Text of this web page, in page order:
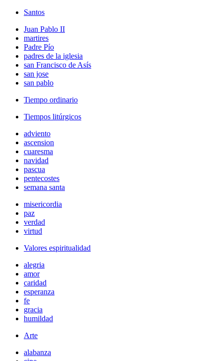
Santos
Juan Pablo II
martires
Padre Pío
padres de la iglesia
san Francisco de Asís
san jose
san pablo
Tiempo ordinario
Tiempos litúrgicos
adviento
ascension
cuaresma
navidad
pascua
pentecostes
semana santa
misericordia
paz
verdad
virtud
Valores espiritualidad
alegria
amor
caridad
esperanza
fe
gracia
humildad
Arte
alabanza